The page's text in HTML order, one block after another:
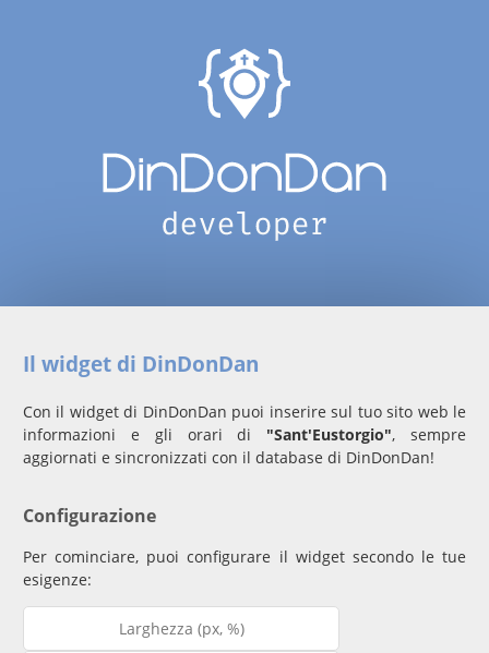
Il widget di DinDonDan
Con il widget di DinDonDan puoi inserire sul tuo sito web le
informazioni e gli orari di "Sant'Eustorgio", sempre
aggiornati e sincronizzati con il database di DinDonDan!
Configurazione
Per cominciare, puoi configurare il widget secondo le tue
esigenze: